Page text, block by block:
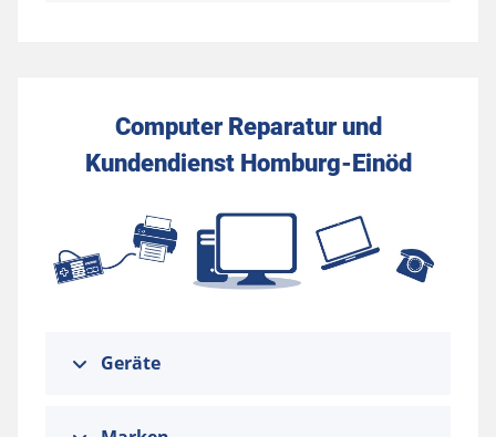
Computer Reparatur und
Kundendienst Homburg-Einöd
Geräte